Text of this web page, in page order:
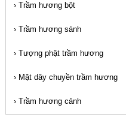
› Trầm hương bột
› Trầm hương sánh
› Tượng phật trầm hương
› Mặt dây chuyền trầm hương
› Trầm hương cảnh